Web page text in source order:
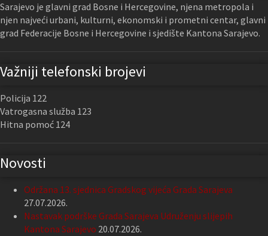
Sarajevo je glavni grad Bosne i Hercegovine, njena metropola i
njen najveći urbani, kulturni, ekonomski i prometni centar, glavni
grad Federacije Bosne i Hercegovine i sjedište Kantona Sarajevo.
Važniji telefonski brojevi
Policija 122
Vatrogasna služba 123
Hitna pomoć 124
Novosti
Održana 13. sjednica Gradskog vijeća Grada Sarajeva
27.07.2026.
Nastavak podrške Grada Sarajeva Udruženju slijepih
Kantona Sarajevo 20.07.2026.